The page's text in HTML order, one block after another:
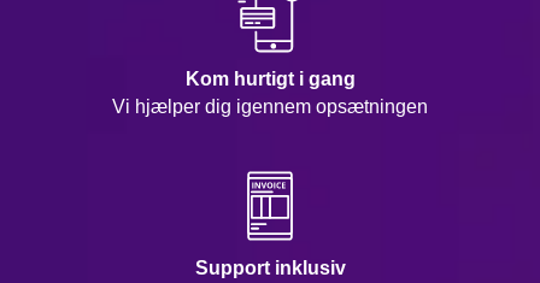
Kom hurtigt i gang
Vi hjælper dig igennem opsætningen
Support inklusiv